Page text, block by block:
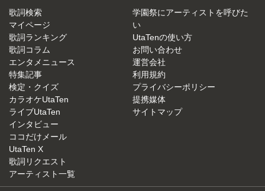
歌詞検索
マイページ
歌詞ランキング
歌詞コラム
エンタメニュース
特集記事
検定・クイズ
カラオケUtaTen
ライブUtaTen
インタビュー
ココだけメール
UtaTen X
歌詞リクエスト
アーティスト一覧
学園祭にアーティストを呼びた
い
UtaTenの使い方
お問い合わせ
運営会社
利用規約
プライバシーポリシー
提携媒体
サイトマップ